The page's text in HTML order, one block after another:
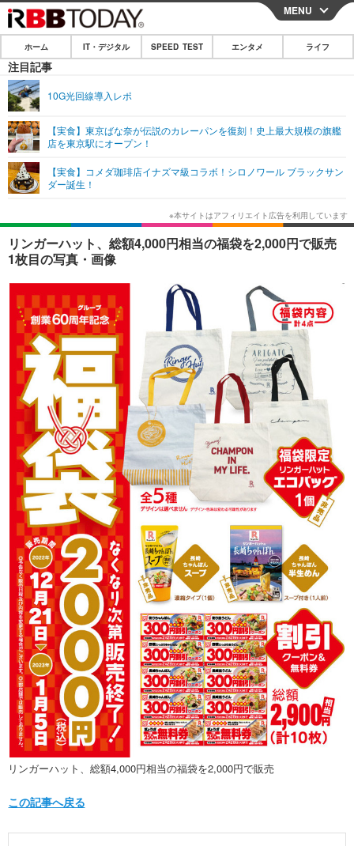
CLOSE
ホーム
IT・デジタル
ネタ
ショッピング その他
SPEED TEST
エンタメ
エンタメTOP
韓国・芸能
音楽 スポーツ
ショッピング その他
ライフ
ライフTOP グルメ
ペット ショッピング
その他
リリース一覧
プッシュ通知の停止方法
MENU
ホーム IT・デジタル SPEED TEST エンタメ ライフ
注目記事
10G光回線導入レポ
【実食】東京ばな奈が伝説のカレーパンを復刻！史上最大規模の旗艦
店を東京駅にオープン！
【実食】コメダ珈琲店イナズマ級コラボ！シロノワール ブラックサン
ダー誕生！
リンガーハット、総額4,000円相当の福袋を2,000円で販売
1枚目の写真・画像
リンガーハット、総額4,000円相当の福袋を2,000円で販売
この記事へ戻る